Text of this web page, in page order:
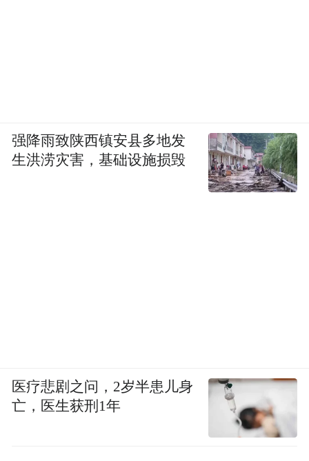
强降雨致陕西镇安县多地发
生洪涝灾害，基础设施损毁
医疗悲剧之问，2岁半患儿身
亡，医生获刑1年